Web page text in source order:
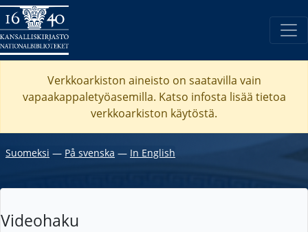
Verkkoarkiston aineisto on saatavilla vain
vapaakappaletyöasemilla. Katso infosta lisää tietoa
verkkoarkiston käytöstä.
Suomeksi ― På svenska ― In English
Videohaku